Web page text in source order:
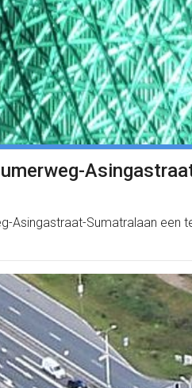
Asingastraat-Sumatralaan een